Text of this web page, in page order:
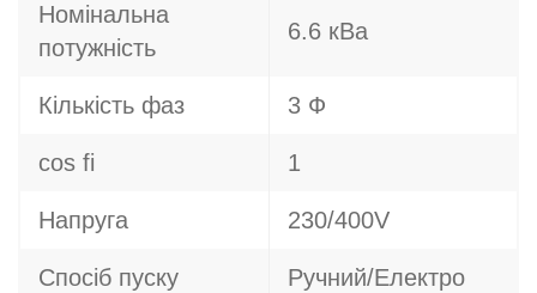
Номінальна
потужність
6.6 кВа
Кількість фаз 3 Ф
cos fi 1
Напруга 230/400V
Спосіб пуску Ручний/Електро